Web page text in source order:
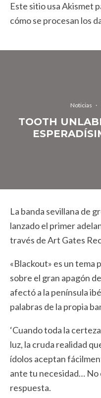
Este sitio usa Akismet
cómo se procesan los
Noticias ·
TOOTH
La banda sevillana de
lanzado el primer
través de Art Gates
«Blackout» es un tema
sobre el gran apagón
afectó a la península
palabras de la propia
‘Cuando toda la
luz, la cruda realidad
ídolos aceptan
ante tu necesidad…
respuesta.